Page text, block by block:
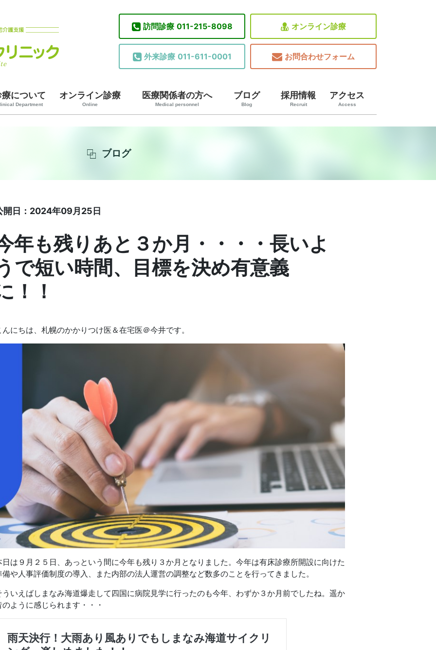
訪問診療 011-215-8098
外来診療 011-611-0001
オンライン診療
お問合わせフォーム
療について
Department
オンライン診療
Online
医療関係者の方へ
Medical personnel
ブログ
Blog
採用情報
Recruit
アクセス
Access
ブログ
開日：2024年09月25日
年も残りあと３か月・・・・長いよ
で短い時間、目標を決め有意義
！！
んにちは、札幌のかかりつけ医＆在宅医＠今井です。
日は９月２５日、あっという間に今年も残り３か月となりました。今年は有床診療所開設に向けた
備や人事評価制度の導入、また内部の法人運営の調整など数多のことを行ってきました。
ういえばしまなみ海道爆走して四国に病院見学に行ったのも今年、わずか３か月前でしたね。遥か
のように感じられます・・・